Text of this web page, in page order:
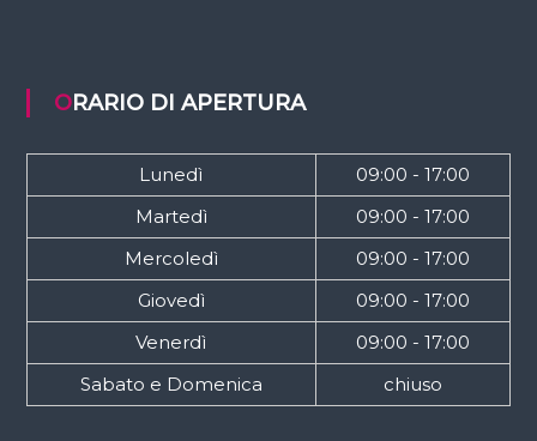
ORARIO DI APERTURA
Lunedì
09:00 - 17:00
Martedì
09:00 - 17:00
Mercoledì
09:00 - 17:00
Giovedì
09:00 - 17:00
Venerdì
09:00 - 17:00
Sabato e Domenica
chiuso